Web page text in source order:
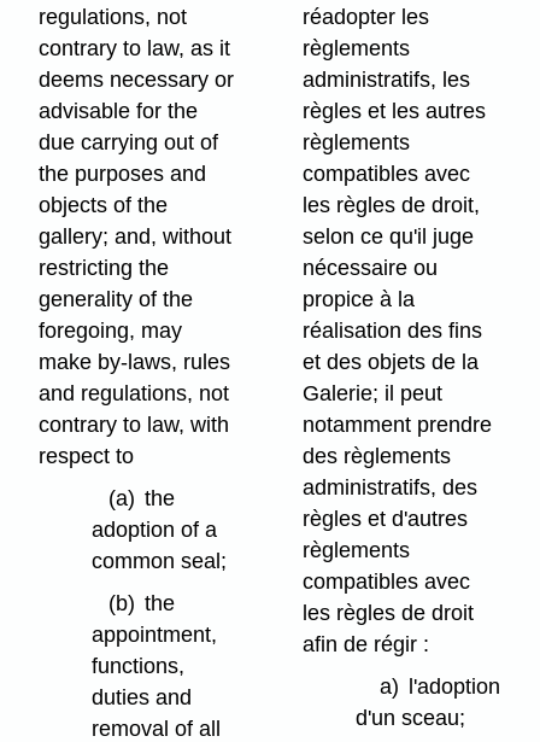
regulations, not
contrary to law, as it
deems necessary or
advisable for the
due carrying out of
the purposes and
objects of the
gallery; and, without
restricting the
generality of the
foregoing, may
make by-laws, rules
and regulations, not
contrary to law, with
respect to
(a) the
adoption of a
common seal;
(b) the
appointment,
functions,
duties and
removal of all
réadopter les
règlements
administratifs, les
règles et les autres
règlements
compatibles avec
les règles de droit,
selon ce qu'il juge
nécessaire ou
propice à la
réalisation des fins
et des objets de la
Galerie; il peut
notamment prendre
des règlements
administratifs, des
règles et d'autres
règlements
compatibles avec
les règles de droit
afin de régir :
a)
l'adoption
d'un sceau;